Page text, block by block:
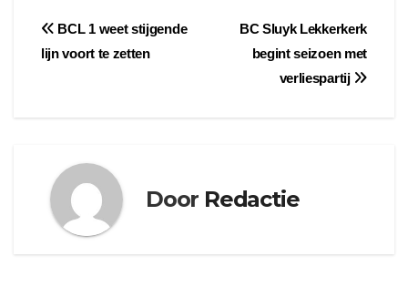
Bericht
navigatie
BC Sluyk Lekkerkerk
begint seizoen met
verliespartij
BCL 1 weet stijgende
lijn voort te zetten
Door Redactie